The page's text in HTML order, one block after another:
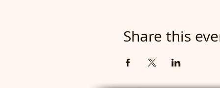
Share this